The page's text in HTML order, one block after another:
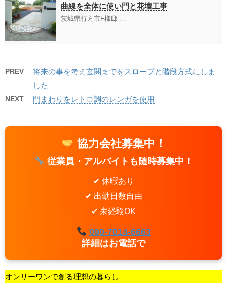
曲線を全体に使い門と花壇工事
茨城県行方市F様邸 …
PREV
将来の事を考え玄関までをスロープと階段方式にしま
した
NEXT 門まわりをレトロ調のレンガを使用
協力会社募集中！
従業員・アルバイトも随時募集中！
✔ 休暇あり
✔ 出勤日数自由
✔ 未経験OK
090-7014-6663
詳細はお電話で
オンリーワンで創る理想の暮らし